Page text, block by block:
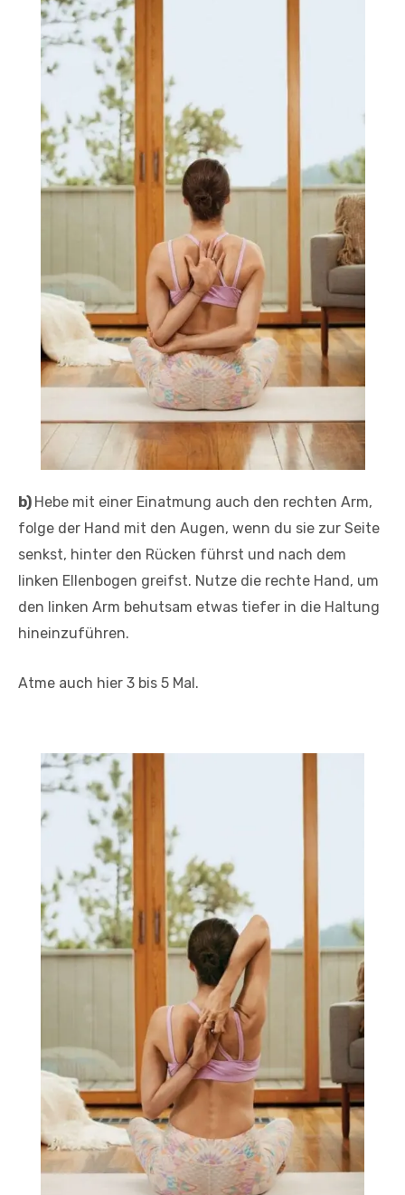
b) Hebe mit einer Einatmung auch den rechten Arm,
folge der Hand mit den Augen, wenn du sie zur Seite
senkst, hinter den Rücken führst und nach dem
linken Ellenbogen greifst. Nutze die rechte Hand, um
den linken Arm behutsam etwas tiefer in die Haltung
hineinzuführen.
Atme auch hier 3 bis 5 Mal.